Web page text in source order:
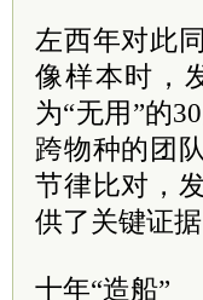
左西年对此
像样本时，
为“无用”的
跨物种的团
节律比对，
供了关键证
十年“造船”